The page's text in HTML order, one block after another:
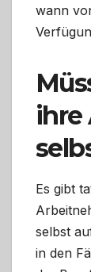
wann
ihre
Es gibt
selbst
in den